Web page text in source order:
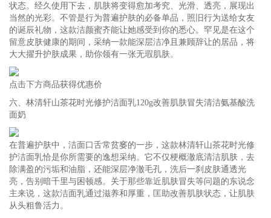
状态。经久使用下去，肌肤将变得愈加考究、光滑、透亮，展现出
当然的光彩。不管是行为普遍护肤的必备单品，照旧行为送给女友
的诞辰礼物，这款洁颜蜜齐能让她感受到你的悉心。罕见是在这个
留意皮肤健康的期间，采纳一款能深层洁净且兼顾辞让的居品，将
大大擢升护肤成果，助你领有一张无瑕肌肤。
点击下方商品获得优惠价
六、林清轩山茶花时光修护洁面乳120g改善肌肤冒失清洁氨基酸洗
面奶
在普遍护肤中，洁面口舌常贫窭的一步，这款林清轩山茶花时光修
护洁面乳恰是你所需要的逸想采纳。它不仅梗概澈底清洁肌肤，去
除满盈的污垢和油脂，还能深层净澈毛孔，洗后一刹皮肤通透光
亮，告别暗千里与困顿感。关于那些靠近肌肤冒失等问题的东说念
主来说，这款洁面乳通过滋养和厚重，匡助改善肌肤状态，让肌肤
从头粗鲁活力。